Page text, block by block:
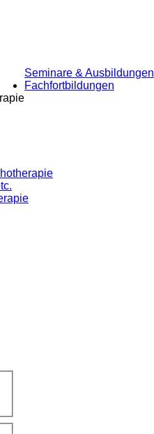
Seminare & Ausbildungen
Fachfortbildungen